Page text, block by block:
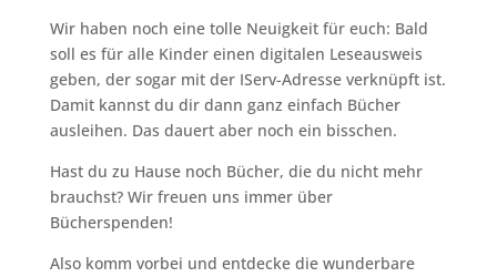
Wir haben noch eine tolle Neuigkeit für euch: Bald
soll es für alle Kinder einen digitalen Leseausweis
geben, der sogar mit der IServ-Adresse verknüpft ist.
Damit kannst du dir dann ganz einfach Bücher
ausleihen. Das dauert aber noch ein bisschen.
Hast du zu Hause noch Bücher, die du nicht mehr
brauchst? Wir freuen uns immer über
Bücherspenden!
Also komm vorbei und entdecke die wunderbare